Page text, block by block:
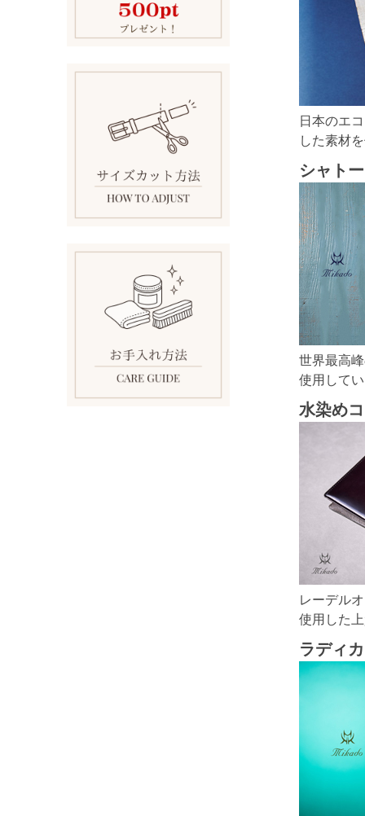
日本のエ
した素材
シャト
世界最高
使用して
水染め
レーデル
使用した
ラディカ